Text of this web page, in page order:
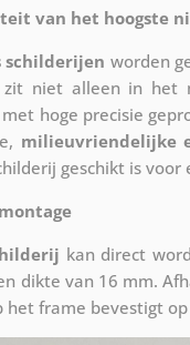
van het hoogste
schilderijen worden
niet alleen in het
hoge precisie
milieuvriendelijke
geschikt is
kan direct
dikte van 16 mm.
het frame bevestigt